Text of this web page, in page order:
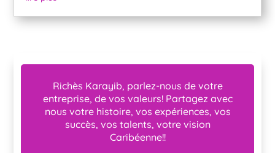
Richès Karayib, parlez-nous de votre
entreprise, de vos valeurs! Partagez avec
nous votre histoire, vos expériences, vos
succès, vos talents, votre vision
Caribéenne!!